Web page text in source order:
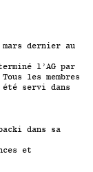
mars dernier au
l’AG par
les membres
été servi dans
dans sa
et